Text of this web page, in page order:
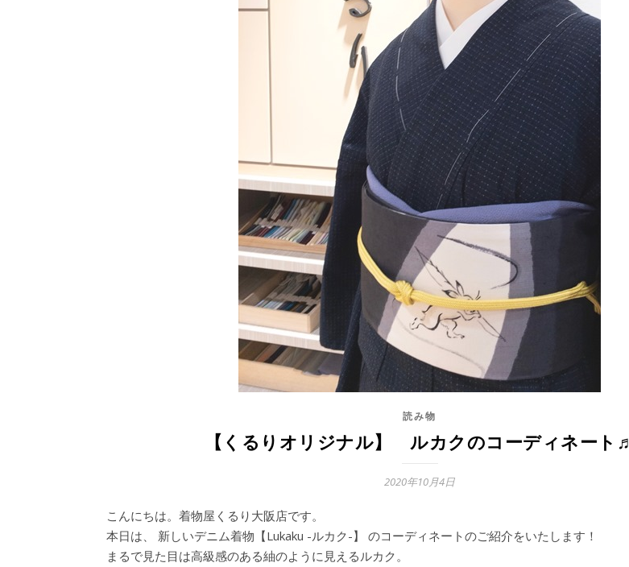
読み物
【くるりオリジナル】 ルカクのコーディネート♬
2020年10月4日
こんにちは。着物屋くるり大阪店です。
本日は、 新しいデニム着物【Lukaku -ルカク-】 のコーディネートのご紹介をいたします！
まるで見た目は高級感のある紬のように見えるルカク。